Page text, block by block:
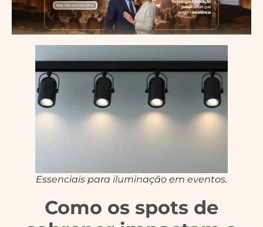
Essenciais para iluminação em eventos.
Como os spots de